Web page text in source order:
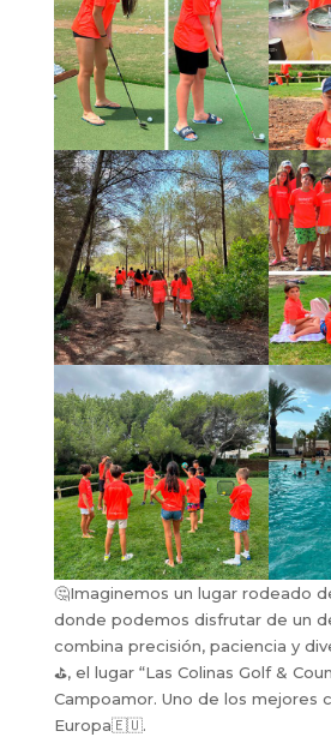
🤔Imaginemos un lugar rodeado
donde podemos disfrutar de un
combina precisión, paciencia y
⛳, el lugar “Las Colinas Golf &
Campoamor. Uno de los mejores
Europa🇪🇺.